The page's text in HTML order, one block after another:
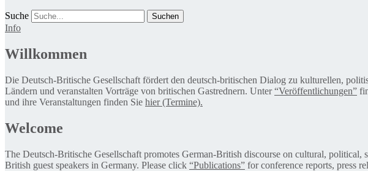
Suche
Info
Willkommen
Die Deutsch-Britische Gesellschaft fördert den deutsch-britischen Dialog zu kulturellen,
Ländern und veranstalten Vorträge von britischen Gastrednern. Unter“Veröffentlichungen”
und ihre Veranstaltungen finden Sie hier (Termine).
Welcome
The Deutsch-Britische Gesellschaft promotes German-British discourse on cultural,
British guest speakers in Germany. Please click “Publications” for conference reports, press